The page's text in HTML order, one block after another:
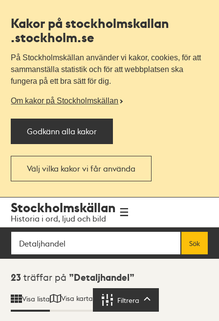
Kakor på stockholmskallan
.stockholm.se
På Stockholmskällan använder vi kakor, cookies, för att
sammanställa statistik och för att webbplatsen ska
fungera på ett bra sätt för dig.
Om kakor på Stockholmskällan
Godkänn alla kakor
Välj vilka kakor vi får använda
navigationen
huvudinnehållet
Stockholmskällan
Historia i ord, ljud och bild
Sök
Sök
Sökresultat
23 träffar på Detaljhandel
Visa lista Visa karta Filtrera